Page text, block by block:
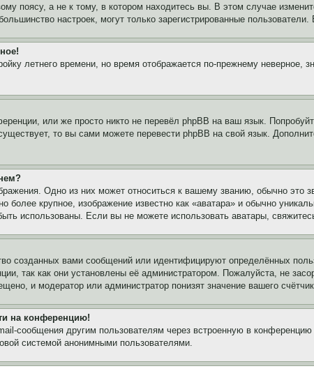
поясу, а не к тому, в котором находитесь вы. В этом случае
настроек, могут только зарегистрированные
летнего времени, но время отображается по-прежнему неверное,
или же просто никто не перевёл phpBB на ваш язык.
то вы сами можете перевести phpBB на свой язык.
Одно из них может относиться к вашему званию, обычно это
крупное, изображение известно как «аватара» и обычно
использованы. Если вы не можете использовать аватары,
созданных вами сообщений или идентифицируют определённых
так как они установлены её администратором. Пожалуйста, не
и модератор или администратор понизят значение вашего
на конференцию!
сообщения другим пользователям через встроенную в
системой анонимными пользователями.